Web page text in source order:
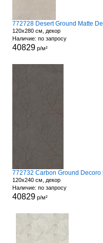
120x280 см, декор
Наличие: по запросу
40829р/м²
120x240 см, декор
Наличие: по запросу
40829р/м²